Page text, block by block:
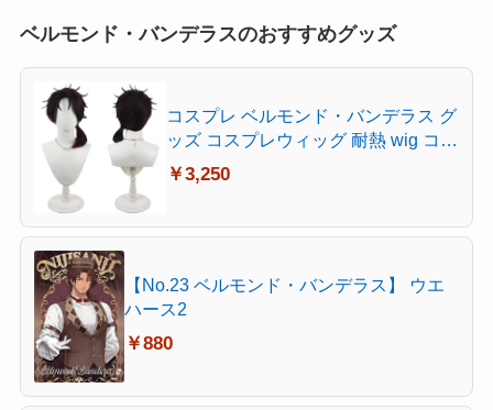
ベルモンド・バンデラスのおすすめグッズ
コスプレ ベルモンド・バンデラス グ
ッズ コスプレウィッグ 耐熱 wig コス
チューム Cosplay
￥3,250
【No.23 ベルモンド・バンデラス】 ウエ
ハース2
￥880